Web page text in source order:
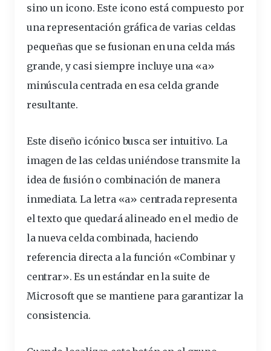
sino un icono. Este icono está compuesto por
una representación gráfica de varias celdas
pequeñas que se fusionan en una celda más
grande, y casi siempre incluye una «a»
minúscula centrada en esa celda grande
resultante.
Este diseño icónico busca ser intuitivo. La
imagen de las celdas uniéndose transmite la
idea de fusión o combinación de manera
inmediata. La letra «a» centrada representa
el texto que quedará alineado en el medio de
la nueva celda combinada, haciendo
referencia directa a la función «Combinar y
centrar». Es un estándar en la suite de
Microsoft que se mantiene para garantizar la
consistencia.